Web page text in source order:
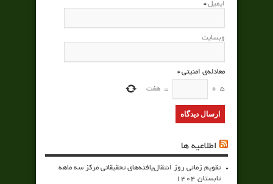
ایمیل *
وبسایت
معادله‌ی امنیتی*
5
+
= هفت
اطلاعیه ها
تقویم زمانی روز انتقال‌یافته‌های تحقیقاتی مرکز سه ماهه
تابستان 1404